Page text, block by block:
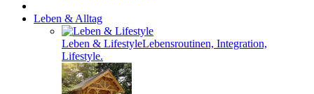
Leben & Alltag
Leben & LifestyleLebensroutinen, Integration,
Lifestyle.